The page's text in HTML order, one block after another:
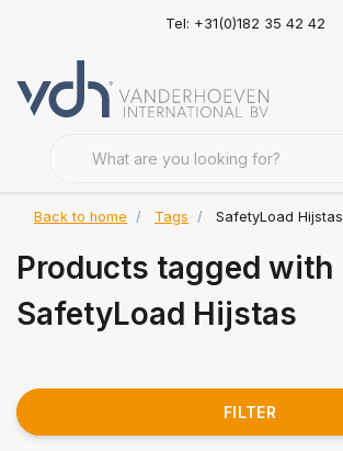
Tel: +31(0)182 35 42 42
Back to home Tags SafetyLoad Hijstas
Products tagged with
SafetyLoad Hijstas
FILTER